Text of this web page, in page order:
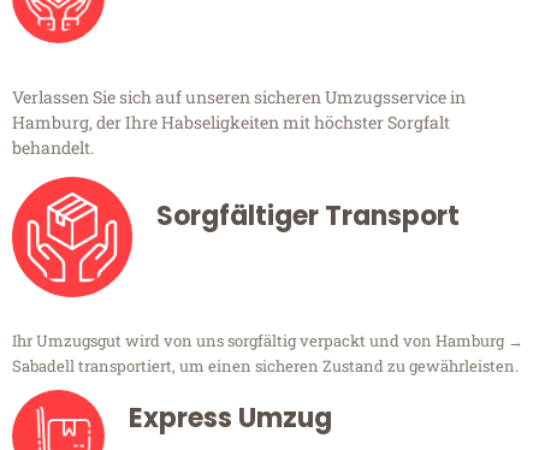
Verlassen Sie sich auf unseren sicheren Umzugsservice in
Hamburg, der Ihre Habseligkeiten mit höchster Sorgfalt
behandelt.
Sorgfältiger Transport
Ihr Umzugsgut wird von uns sorgfältig verpackt und von Hamburg →
Sabadell transportiert, um einen sicheren Zustand zu gewährleisten.
Express Umzug